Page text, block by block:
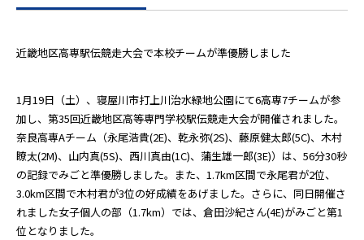
近畿地区高専駅伝競走大会で本校チームが準優勝しました
1月19日（土）、寝屋川市打上川治水緑地公園にて6高専7チームが参
加し、第35回近畿地区高等専門学校駅伝競走大会が開催されました。
奈良高専Aチーム（永尾浩貴(2E)、乾永弥(2S)、藤原健太郎(5C)、木村
瞭太(2M)、山内真(5S)、西川真由(1C)、蒲生雄一郎(3E)）は、56分30秒
の記録でみごと準優勝しました。また、1.7km区間で永尾君が2位、
3.0km区間で木村君が3位の好成績をあげました。さらに、同日開催さ
れました女子個人の部（1.7km）では、倉田沙紀さん(4E)がみごと第1
位となりました。